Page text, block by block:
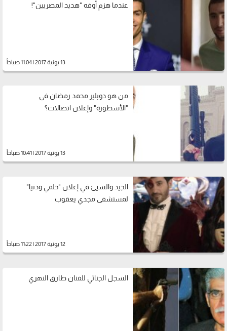
عندما هزم أوفه "هديد المصريين"!
13 يونية 2017 | 11:04 صباحاً
من هو دوبلير محمد رمضان في
"الأسطورة" وإعلان اتصالات؟
13 يونية 2017 | 10:41 صباحاً
الجيد والسيئ في إعلان "حلمي ودنيا"
لمستشفى مجدي يعقوب
12 يونية 2017 | 11:22 صباحاً
السجل الجنائي للفنان طارق النهري